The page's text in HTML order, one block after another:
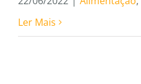
Ler Mais